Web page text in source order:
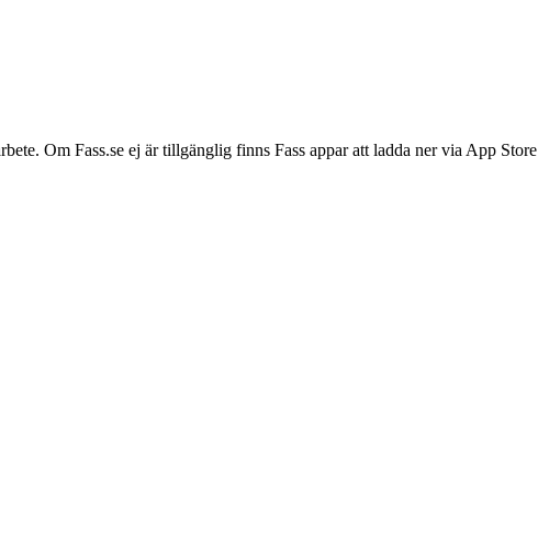
Om Fass.se ej är tillgänglig finns Fass appar att ladda ner via App